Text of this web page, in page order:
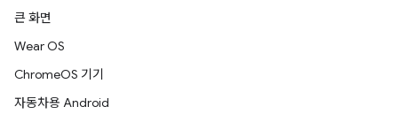
큰 화면
Wear OS
ChromeOS 기기
자동차용 Android